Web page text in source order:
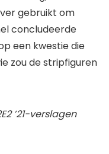
gebruikt om
concludeerde
een kwestie die
zou de stripfiguren
’21-verslagen